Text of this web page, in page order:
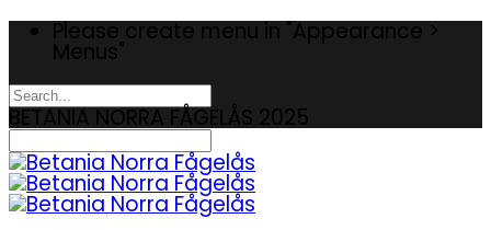
Please create menu in "Appearance >
Menus"
BETANIA NORRA FÅGELÅS 2025